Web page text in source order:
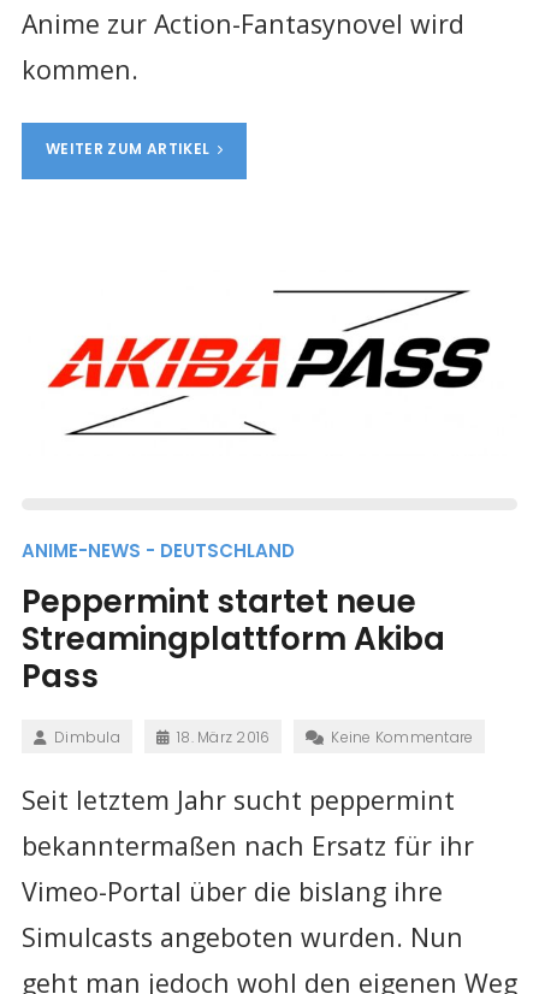
Anime zur Action-Fantasynovel wird
kommen.
WEITER ZUM ARTIKEL
ANIME-NEWS - DEUTSCHLAND
Peppermint startet neue
Streamingplattform Akiba
Pass
Dimbula 18. März 2016 Keine Kommentare
Seit letztem Jahr sucht peppermint
bekanntermaßen nach Ersatz für ihr
Vimeo-Portal über die bislang ihre
Simulcasts angeboten wurden. Nun
geht man jedoch wohl den eigenen Weg